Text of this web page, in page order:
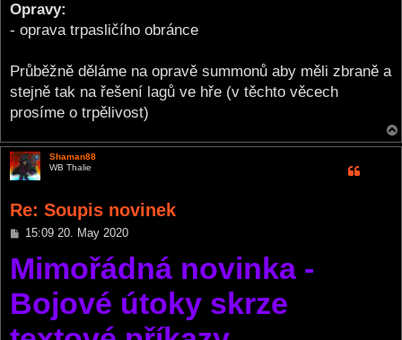
Opravy:
- oprava trpasličího obránce
Průběžně děláme na opravě summonů aby měli zbraně a
stejně tak na řešení lagů ve hře (v těchto věcech
prosíme o trpělivost)
Shaman88
WB Thalie
Re: Soupis novinek
P
s
t
15:09 20. May 2020
Mimořádná novinka -
Bojové útoky skrze